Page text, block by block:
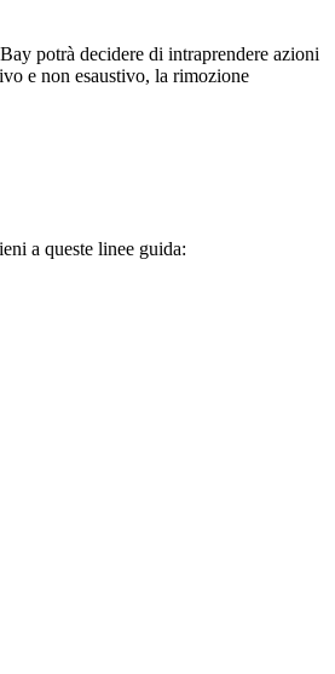
potrà decidere di intraprendere azioni
e non esaustivo, la rimozione
a queste linee guida: